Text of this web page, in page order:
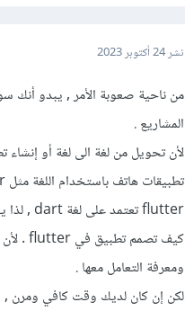
نشر24 أكتوبر 2023
من ناحية صعوبة الأمر , يبدو
المشاريع .
لأن تحويل من لغة الى لغة أو
تطبيقات هاتف باستخدام اللغة مثل flutter .
ومعرفة التعامل معها .